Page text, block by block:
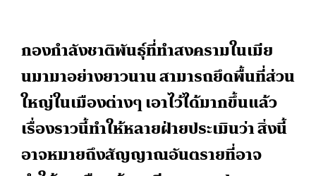
กองกำลังชาติพันธุ์ที่ทำสงครามในเมีย
นมามาอย่างยาวนาน สามารถยึดพื้นที่ส่วน
ใหญ่ในเมืองต่างๆ เอาไว้ได้มากขึ้นแล้ว
เรื่องราวนี้ทำให้หลายฝ่ายประเมินว่า สิ่งนี้
อาจหมายถึงสัญญาณอันตรายที่อาจ